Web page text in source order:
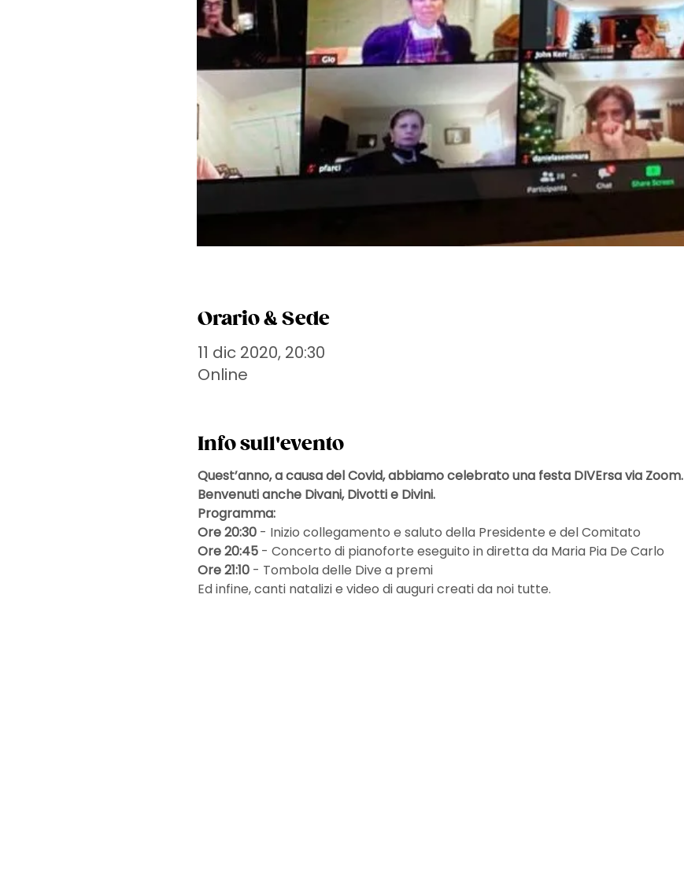
Orario & Sede
11 dic 2020, 20:30
Online
Info sull'evento
Quest’anno, a causa del Covid, abbiamo celebrato una festa DIVErsa via Zoom.
Benvenuti anche Divani, Divotti e Divini.
Programma:
Ore 20:30 - Inizio collegamento e saluto della Presidente e del Comitato
Ore 20:45 - Concerto di pianoforte eseguito in diretta da Maria Pia De Carlo
Ore 21:10 - Tombola delle Dive a premi
Ed infine, canti natalizi e video di auguri creati da noi tutte.